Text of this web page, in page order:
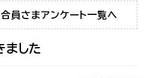
員さまアンケート一覧へ
ました